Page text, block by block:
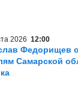
2026 12:00
Федорищев
Самарской